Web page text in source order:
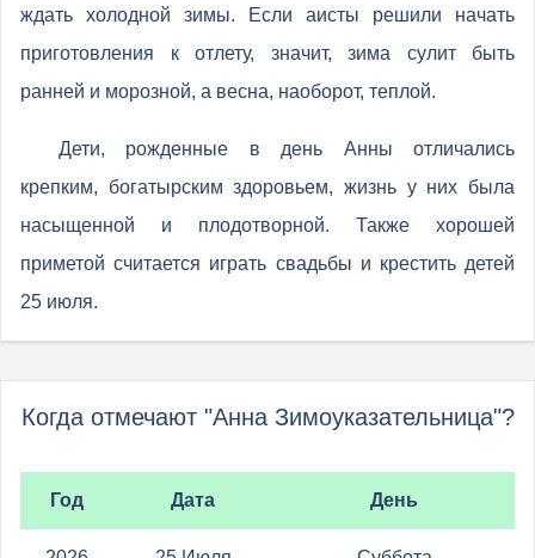
ждать холодной зимы. Если аисты решили начать
приготовления к отлету, значит, зима сулит быть
ранней и морозной, а весна, наоборот, теплой.
Дети, рожденные в день Анны отличались
крепким, богатырским здоровьем, жизнь у них была
насыщенной и плодотворной. Также хорошей
приметой считается играть свадьбы и крестить детей
25 июля.
Когда отмечают "Анна Зимоуказательница"?
Год Дата День